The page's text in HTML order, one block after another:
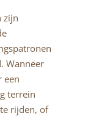
zijn
Wanneer
een
terrein
rijden, of